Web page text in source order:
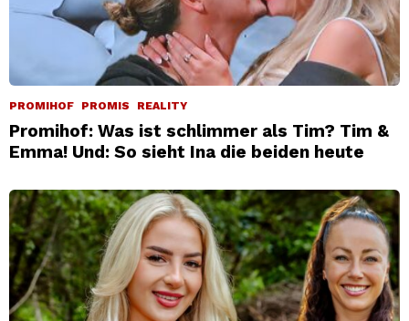
PROMIHOF PROMIS REALITY
Promihof: Was ist schlimmer als Tim? Tim &
Emma! Und: So sieht Ina die beiden heute